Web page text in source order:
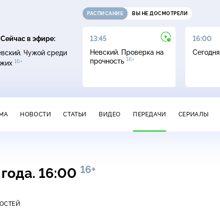
Сейчас в эфире:
Чужой среди
16+
РАСПИСАНИЕ ВЫ НЕ ДОСМОТРЕЛИ
13:45
Невский. Проверка на
прочность 16+
16:00
Сегодня
НОВОСТИ СТАТЬИ ВИДЕО ПЕРЕДАЧИ СЕРИАЛЫ
16:00 16+